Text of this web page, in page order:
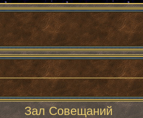
Зал Совещаний